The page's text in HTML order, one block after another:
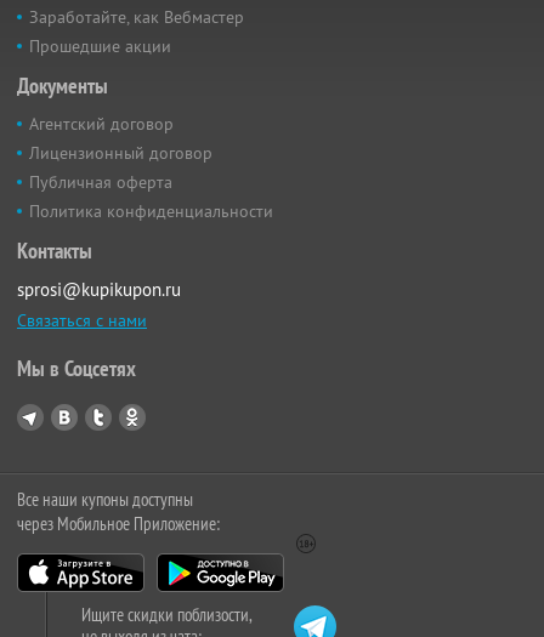
Заработайте, как Вебмастер
Прошедшие акции
Документы
Агентский договор
Лицензионный договор
Публичная оферта
Политика конфиденциальности
Контакты
sprosi@kupikupon.ru
Связаться с нами
Мы в Соцсетях
Все наши купоны доступны
через Мобильное Приложение:
Ищите скидки поблизости,